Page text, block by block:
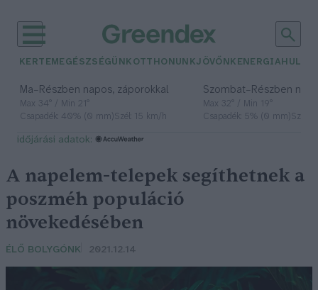
KERTEM EGÉSZSÉGÜNK OTTHONUNKJÖVŐNK ENERGIA
Ma– Részben napos, záporokkal
Max 34° / Min 21°
Csapadék: 40% (0 mm)Szél: 15 km/h
Szombat– Részben
Max 32° / Min 19°
Csapadék: 5% (0 mm)Szél:
időjárási adatok:
A napelem-telepek segíthetnek a
poszméh populáció
növekedésében
ÉLŐ BOLYGÓNK 2021.12.14